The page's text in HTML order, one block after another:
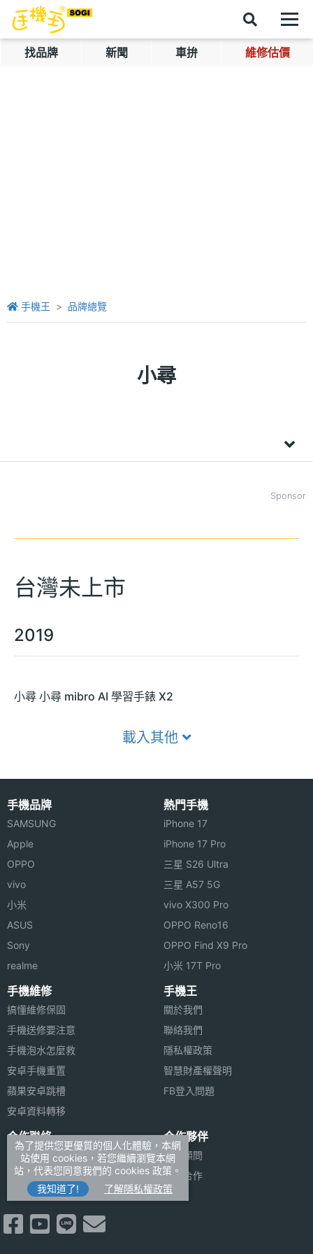
找品牌 新聞 車拚 維修估價
手機王 品牌總覽
小尋
Sponsor
台灣未上市
2019
小尋 小尋 mibro AI 學習手錶 X2
載入其他
手機品牌
SAMSUNG
Apple
OPPO
vivo
小米
ASUS
Sony
realme
熱門手機
iPhone 17
iPhone 17 Pro
三星 S26 Ultra
三星 A57 5G
vivo X300 Pro
OPPO Reno16
OPPO Find X9 Pro
小米 17T Pro
手機維修
搞懂維修保固
手機送修要注意
手機泡水怎麼救
安卓手機重置
蘋果安卓跳槽
安卓資料轉移
手機王
關於我們
聯絡我們
隱私權政策
智慧財產權聲明
FB登入問題
合作聯絡
廣告刊登
加入商店報價
新聞聯絡
合作夥伴
法律顧問
媒體合作
為了提供您更優質的個人化體驗，本網
站使用 cookies，若您繼續瀏覽本網
站，代表您同意我們的 cookies 政策。
我知道了!
了解隱私權政策